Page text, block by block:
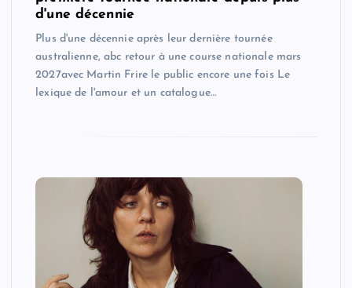
d'une décennie
Plus d'une décennie après leur dernière tournée
australienne, abc retour à une course nationale mars
2027avec Martin Frire le public encore une fois Le
lexique de l'amour et un catalogue…